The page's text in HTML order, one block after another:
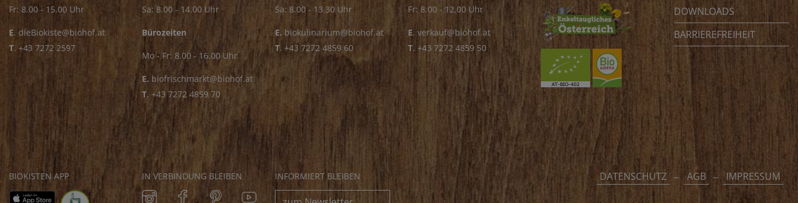
Fr: 8.00 - 15.00 Uhr
E. dieBiokiste@biohof.at
T. +43 7272 2597
Sa: 8.00 - 14.00 Uhr
Bürozeiten
Mo - Fr: 8.00 - 16.00 Uhr
E. biofrischmarkt@biohof.at
T. +43 7272 4859 70
Sa: 8.00 - 13.30 Uhr
E. biokulinarium@biohof.at
T. +43 7272 4859 60
Fr: 8.00 - 12.00 Uhr
E. verkauf@biohof.at
T. +43 7272 4859 50
DOWNLOADS
BARRIEREFREIHEIT
BIOKISTEN APP IN VERBINDUNG BLEIBEN INFORMIERT BLEIBEN DATENSCHUTZ AGB IMPRESSUM